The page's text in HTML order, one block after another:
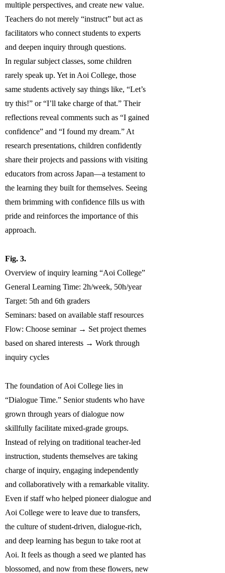
multiple perspectives, and create new value.
Teachers do not merely “instruct” but act as
facilitators who connect students to experts
and deepen inquiry through questions.
In regular subject classes, some children
rarely speak up. Yet in Aoi College, those
same students actively say things like, “Let’s
try this!” or “I’ll take charge of that.” Their
reflections reveal comments such as “I gained
confidence” and “I found my dream.” At
research presentations, children confidently
share their projects and passions with visiting
educators from across Japan—a testament to
the learning they built for themselves. Seeing
them brimming with confidence fills us with
pride and reinforces the importance of this
approach.
Fig. 3.
Overview of inquiry learning “Aoi College”
General Learning Time: 2h/week, 50h/year
Target: 5th and 6th graders
Seminars: based on available staff resources
Flow: Choose seminar → Set project themes
based on shared interests → Work through
inquiry cycles
The foundation of Aoi College lies in
“Dialogue Time.” Senior students who have
grown through years of dialogue now
skillfully facilitate mixed-grade groups.
Instead of relying on traditional teacher-led
instruction, students themselves are taking
charge of inquiry, engaging independently
and collaboratively with a remarkable vitality.
Even if staff who helped pioneer dialogue and
Aoi College were to leave due to transfers,
the culture of student-driven, dialogue-rich,
and deep learning has begun to take root at
Aoi. It feels as though a seed we planted has
blossomed, and now from these flowers, new